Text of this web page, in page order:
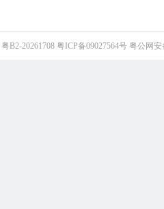
粤B2-20261708 粤ICP备09027564号 粤公网安